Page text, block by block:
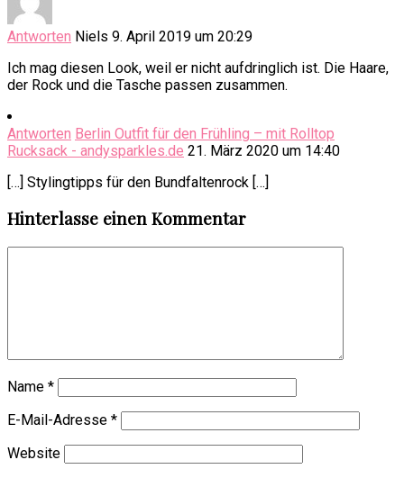
Antworten Niels 9. April 2019 um 20:29
Ich mag diesen Look, weil er nicht aufdringlich ist. Die Haare,
der Rock und die Tasche passen zusammen.
Antworten Berlin Outfit für den Frühling – mit Rolltop
Rucksack - andysparkles.de 21. März 2020 um 14:40
[…] Stylingtipps für den Bundfaltenrock […]
Hinterlasse einen Kommentar
Name *
E-Mail-Adresse *
Website